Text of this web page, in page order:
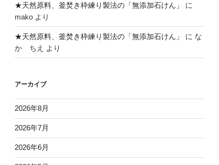
★天然原料、釜焚き枠練り製法の「無添加石けん」
に
mako より
★天然原料、釜焚き枠練り製法の「無添加石けん」 に な
か ちえ
より
アーカイブ
2026年8月
2026年7月
2026年6月